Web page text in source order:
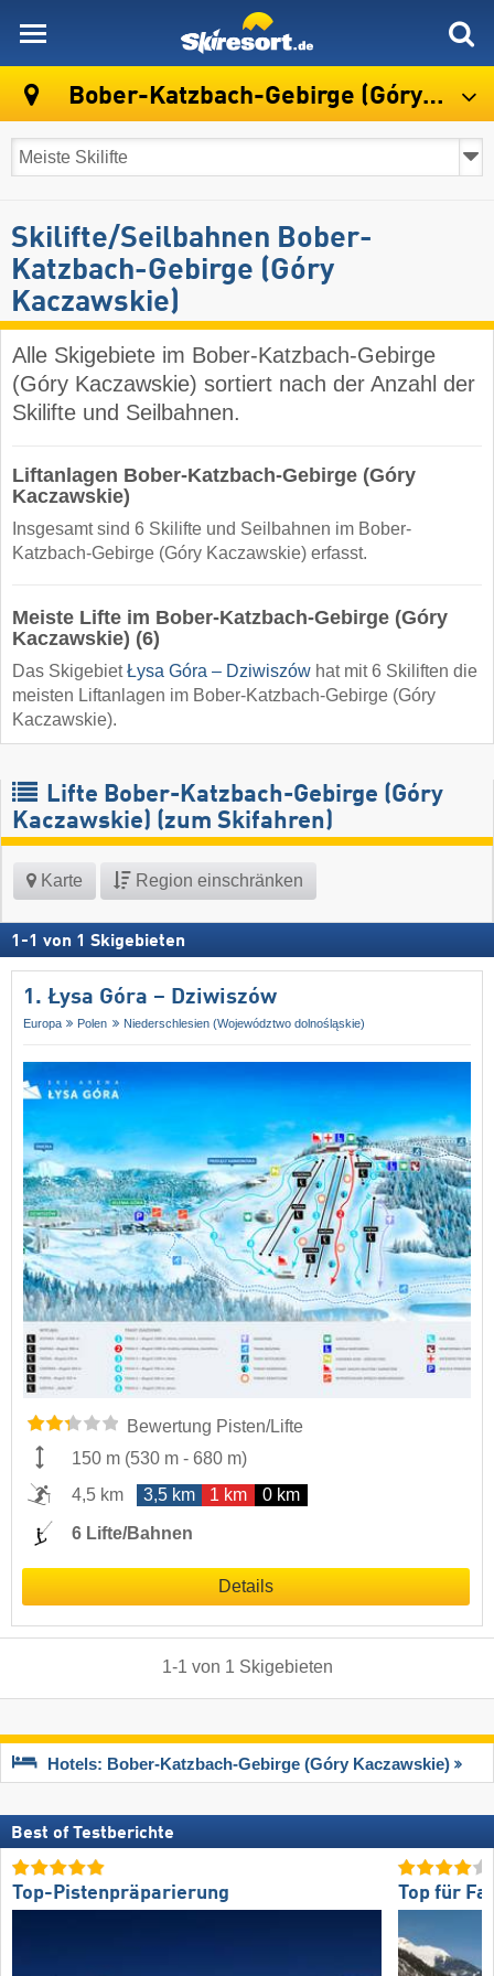
Bober-Katzbach-Gebirge (Góry Kaczawskie)
Skilifte/Seilbahnen Bober-
Katzbach-Gebirge (Góry
Kaczawskie)
Alle Skigebiete im Bober-Katzbach-Gebirge
(Góry Kaczawskie) sortiert nach der Anzahl der
Skilifte und Seilbahnen.
Liftanlagen Bober-Katzbach-Gebirge (Góry
Kaczawskie)
Insgesamt sind 6 Skilifte und Seilbahnen im Bober-
Katzbach-Gebirge (Góry Kaczawskie) erfasst.
Meiste Lifte im Bober-Katzbach-Gebirge (Góry
Kaczawskie) (6)
Das SkigebietŁysa Góra – Dziwiszów hat mit 6 Skiliften die
meisten Liftanlagen im Bober-Katzbach-Gebirge (Góry
Kaczawskie).
Lifte Bober-Katzbach-Gebirge (Góry
Kaczawskie) (zum Skifahren)
Karte Region einschränken
1 -1 von 1 Skigebieten
1. Łysa Góra – Dziwiszów
Europa Polen Niederschlesien (Województwo dolnośląskie)
Bewertung Pisten/Lifte
150 m (530 m - 680 m)
4,5 km
3,5 km 1 km 0 km
6 Lifte/Bahnen
Details
1-1 von 1 Skigebieten
Hotels: Bober-Katzbach-Gebirge (Góry Kaczawskie)
Best of Testberichte
Top-Pistenpräparierung Top für